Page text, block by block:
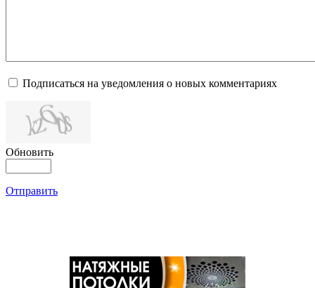
Подписаться на уведомления о новых комментариях
Обновить
Отправить